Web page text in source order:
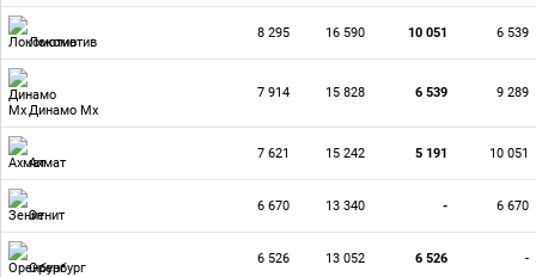
Локомотив
8 295 16 590 10 051 6 539
Динамо Мх
7 914 15 828 6 539 9 289
Ахмат
7 621 15 242 5 191 10 051
Зенит
6 670 13 340 - 6 670
Оренбург
6 526 13 052 6 526 -